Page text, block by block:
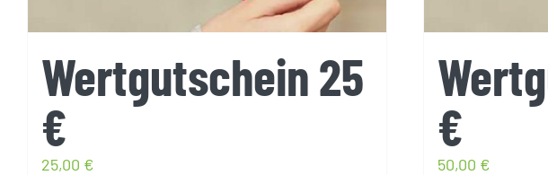
Wertgutschein 25
€
25,00 €
€
50,00 €